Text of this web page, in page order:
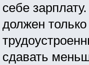
себе
должен
сдавать